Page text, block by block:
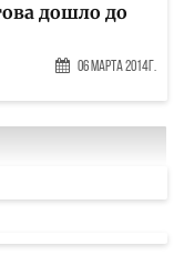
дошло до
06 Марта 2014г.